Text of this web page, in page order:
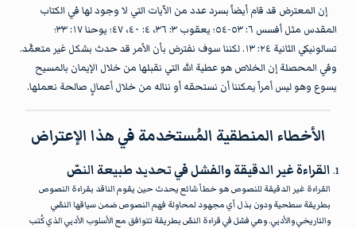
إن المعترض قد قام أيضاً بسرد عدد من الآيات التي لا وجود لها في الكتاب
المقدس مثل أفسس ٦: ٥٣-٥٤؛ يعقوب ٣: ٣٦، ٤: ٤٠، ٤٧؛ يوحنا ١٧: ٣٣؛
تسالونيكي الثانية ٢٤: ١٣. لكننا سوف نفترض بأن الأمر قد حدث بشكل غير متعمَّد.
وفي المحصلة إن الخلاص هو عطية الله التي نقبلها من خلال الإيمان بالمسيح
يسوع وهو ليس أمراً يمكننا أن نستحقه أو نناله من خلال أعمالٍ صالحة نعملها.
الأخطاء المنطقية المُستخدمة في هذا الإعتراض
القراءة غير الدقيقة والفشل في تحديد طبيعة النصّ
القراءة غير الدقيقة للنصوص هو خطأ شائع يحدث حين يقوم الناقد بقراءة النصوص
بطريقة سطحية ودون بذل أي مجهود لمحاولة فهم النصوص ضمن سياقها النصّي
والتاريخي والأدبي. وهي فشل في قراءة النصّ بطريقة تتوافق مع الأسلوب الأدبي الذي كُتب